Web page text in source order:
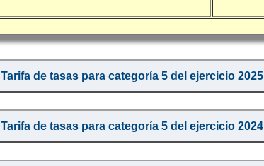
Tarifa de tasas para categoría 5 del ejercicio 2025
Tarifa de tasas para categoría 5 del ejercicio 2024